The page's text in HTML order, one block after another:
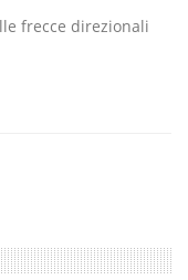
frecce direzionali